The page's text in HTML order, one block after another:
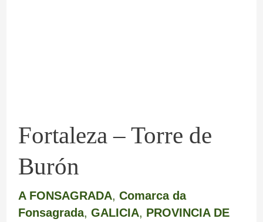
Fortaleza – Torre de
Burón
A FONSAGRADA, Comarca da
Fonsagrada, GALICIA, PROVINCIA DE